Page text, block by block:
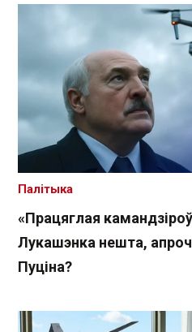
«Працяглая
Лукашэнка нешта, апроч
Пуціна?
Палітыка